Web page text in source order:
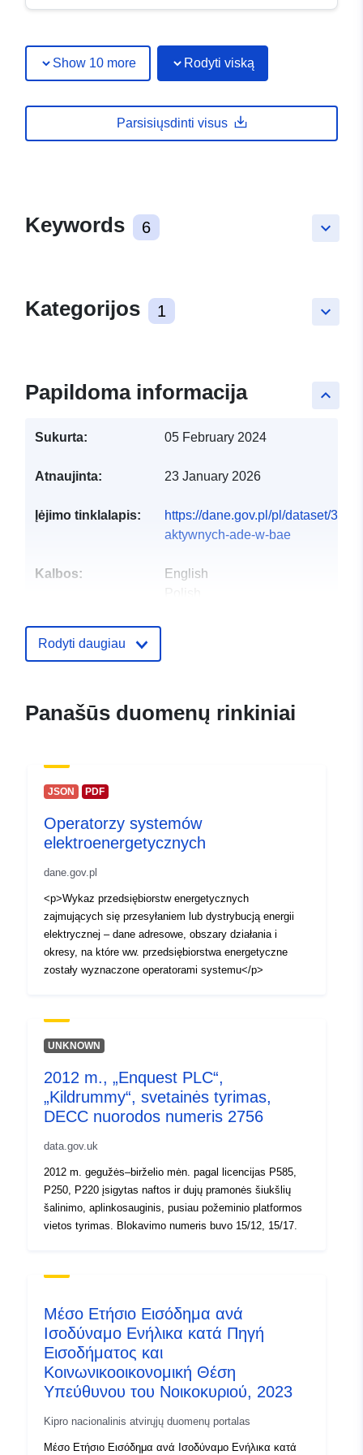
Show 10 more Rodyti viską
Parsisiųsdinti visus
keyboard_arrow_down
Keywords 6
keyboard_arrow_down
Kategorijos 1
keyboard_arrow_up
Papildoma informacija
Sukurta: 05 February 2024
Atnaujinta: 23 January 2026
Įėjimo tinklalapis:
https://dane.gov.pl/pl/dataset/
aktywnych-ade-w-bae
Kalbos:
English
Polish
Leidėjas:
Kontaktinis
KPRM
Katalogo įrašas:
Atnaujinta informacija apie
29 July 2026
aktywnych-ade-w-bae
uriRef:
http://data.europa.eu/88u/dataset/
dane-gov-pl-pl-dataset-3574-
Kaupimo
periodiškumas:
Versijos
informacija:
None
Rodyti daugiau
Panašūs duomenų rinkiniai
JSON PDF
Operatorzy systemów
elektroenergetycznych
dane.gov.pl
<p>Wykaz przedsiębiorstw energetycznych
zajmujących się przesyłaniem lub dystrybucją energii
elektrycznej – dane adresowe, obszary działania i
okresy, na które ww. przedsiębiorstwa energetyczne
zostały wyznaczone operatorami systemu</p>
UNKNOWN
2012 m., „Enquest PLC“,
„Kildrummy“, svetainės tyrimas,
DECC nuorodos numeris 2756
data.gov.uk
2012 m. gegužės–birželio mėn. pagal licencijas P585,
P250, P220 įsigytas naftos ir dujų pramonės šiukšlių
šalinimo, aplinkosauginis, pusiau požeminio platformos
vietos tyrimas. Blokavimo numeris buvo 15/12, 15/17.
Μέσο Ετήσιο Εισόδημα ανά
Ισοδύναμο Ενήλικα κατά Πηγή
Εισοδήματος και
Κοινωνικοοικονομική Θέση
Υπεύθυνου του Νοικοκυριού, 2023
Kipro nacionalinis atvirųjų duomenų portalas
Μέσο Ετήσιο Εισόδημα ανά Ισοδύναμο Ενήλικα κατά